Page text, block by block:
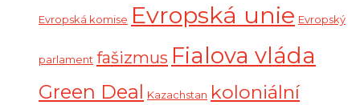
Evropská komise Evropská unie Evropský
parlament fašizmus Fialova vláda
Green Deal Kazachstan koloniální